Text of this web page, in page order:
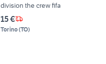
division the crew fifa
15 €
Torino(TO)